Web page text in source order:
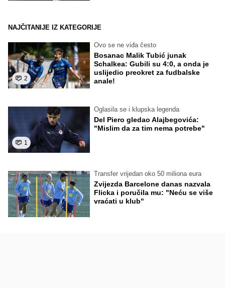
NAJČITANIJE IZ KATEGORIJE
2
Ovo se ne viđa često
Bosanac Malik Tubić junak
Schalkea: Gubili su 4:0, a onda je
uslijedio preokret za fudbalske
anale!
1
Oglasila se i klupska legenda
Del Piero gledao Alajbegovića:
"Mislim da za tim nema potrebe"
Transfer vrijedan oko 50 miliona eura
Zvijezda Barcelone danas nazvala
Flicka i poručila mu: "Neću se više
vraćati u klub"